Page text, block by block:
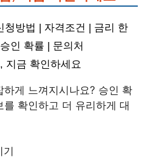
청방법 | 자격조건 | 금리 한
인 확률 | 문의처
지금 확인하세요
하게 느껴지시나요? 승인 확
확인하고 더 유리하게 대